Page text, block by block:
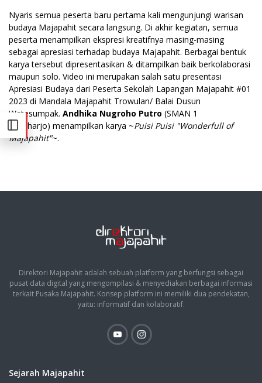
Nyaris semua peserta baru pertama kali mengunjungi warisan
budaya Majapahit secara langsung. Di akhir kegiatan, semua
peserta menampilkan ekspresi kreatifnya masing-masing
sebagai apresiasi terhadap budaya Majapahit. Berbagai bentuk
karya tersebut dipresentasikan & ditampilkan baik berkolaborasi
maupun solo. Video ini merupakan salah satu presentasi
Apresiasi Budaya dari Peserta Sekolah Lapangan Majapahit #01
2023 di Mandala Majapahit Trowulan/ Balai Dusun
Watesumpak. Andhika Nugroho Putro (SMAN 1
Sukoharjo) menampilkan karya ~Puisi Puisi "Wonderfull of
Majapahit"~.
Direktori Majapahit adalah sebuah platform yang berfungsi sebagai
pusat data digital yang mengompilasi & menyediakan berbagai informasi
terkait Pusaka Majapahit. Konsep platform ini memiliki dua pendekatan,
yaitu: informatif dan kolaboratif.
Sejarah Majapahit